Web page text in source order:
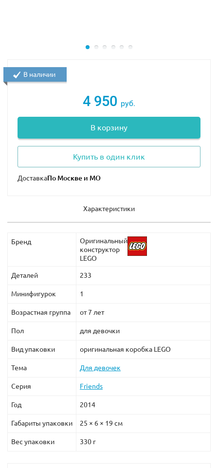
4 950 руб.
В корзину
Купить в один клик
Доставка
В наличии
Характеристики
Бренд
Оригинальный
конструктор
LEGO
Деталей 233
Минифигурок 1
Возрастная группа от 7 лет
Пол для девочки
Вид упаковки оригинальная коробка LEGO
Тема Для девочек
Серия Friends
Год 2014
Габариты упаковки 25 × 6 × 19 см
Вес упаковки 330 г